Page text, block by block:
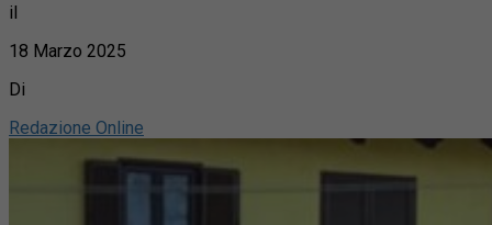
il
18 Marzo 2025
Di
Redazione Online